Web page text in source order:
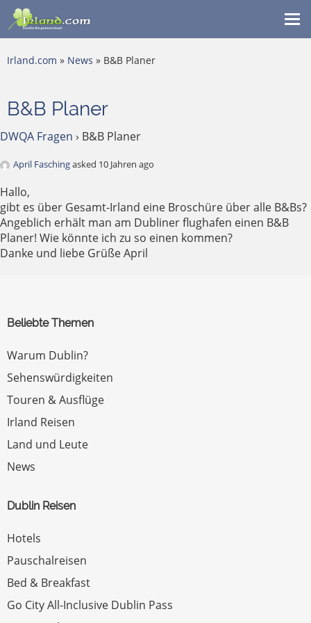
Irland.com » News » B&B Planer
B&B Planer
DWQA Fragen › B&B Planer
April Faschingasked 10 Jahren ago
Hallo,
gibt es über Gesamt-Irland eine Broschüre über alle B&Bs?
Angeblich erhält man am Dubliner flughafen einen B&B
Planer! Wie könnte ich zu so einen kommen?
Danke und liebe Grüße April
Beliebte Themen
Warum Dublin?
Sehenswürdigkeiten
Touren & Ausflüge
Irland Reisen
Land und Leute
News
Dublin Reisen
Hotels
Pauschalreisen
Bed & Breakfast
Go City All-Inclusive Dublin Pass